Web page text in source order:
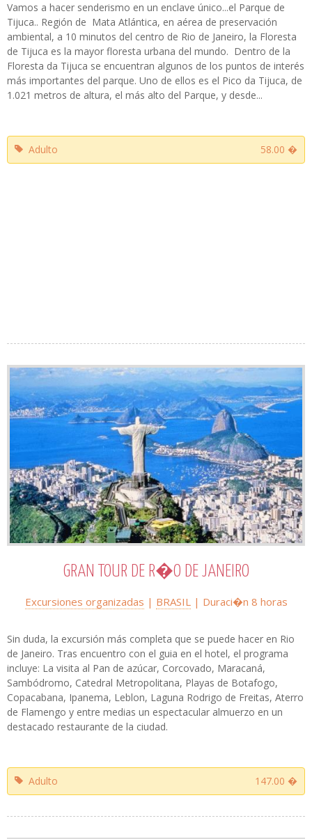
Vamos a hacer senderismo en un enclave único...el Parque de
Tijuca.. Región de Mata Atlántica, en aérea de preservación
ambiental, a 10 minutos del centro de Rio de Janeiro, la Floresta
de Tijuca es la mayor floresta urbana del mundo. Dentro de la
Floresta da Tijuca se encuentran algunos de los puntos de interés
más importantes del parque. Uno de ellos es el Pico da Tijuca, de
1.021 metros de altura, el más alto del Parque, y desde...
Adulto 58.00 �
GRAN TOUR DE R�O DE JANEIRO
Excursiones organizadas | BRASIL| Duraci�n 8 horas
Sin duda, la excursión más completa que se puede hacer en Rio
de Janeiro. Tras encuentro con el guia en el hotel, el programa
incluye: La visita al Pan de azúcar, Corcovado, Maracaná,
Sambódromo, Catedral Metropolitana, Playas de Botafogo,
Copacabana, Ipanema, Leblon, Laguna Rodrigo de Freitas, Aterro
de Flamengo y entre medias un espectacular almuerzo en un
destacado restaurante de la ciudad.
Adulto 147.00 �